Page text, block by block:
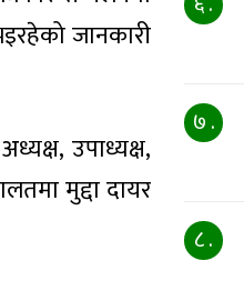
जानकारी
उपाध्यक्ष,
मुद्दा दायर
७ .
८ .